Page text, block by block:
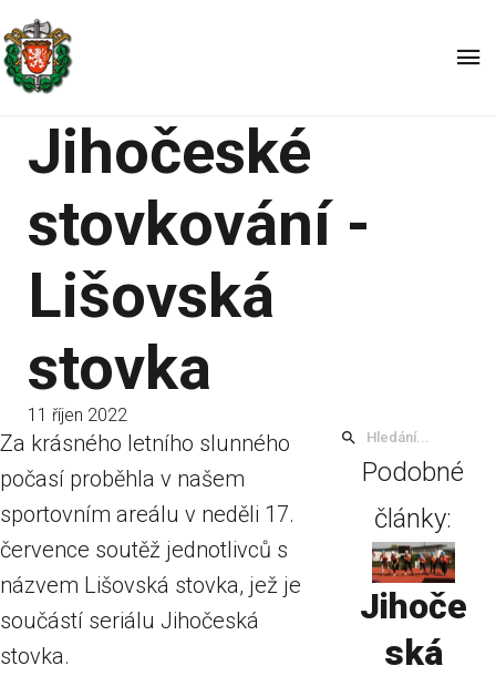
Jihočeské
stovkování -
Lišovská
stovka
11 říjen 2022
Za krásného letního slunného
počasí proběhla v našem
sportovním areálu v neděli 17.
července soutěž jednotlivců s
názvem Lišovská stovka, jež je
součástí seriálu Jihočeská
stovka.
Podobné
články:
Jihoče
ská